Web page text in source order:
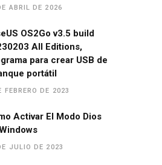
ABRIL DE 2026
OS2Go v3.5 build
All Editions,
para crear USB de
portátil
FEBRERO DE 2023
Activar El Modo Dios
JULIO DE 2023